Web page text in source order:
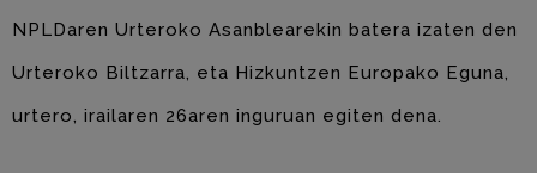
NPLDaren Urteroko Asanblearekin batera izaten den
Urteroko Biltzarra, eta Hizkuntzen Europako Eguna,
urtero, irailaren 26aren inguruan egiten dena.